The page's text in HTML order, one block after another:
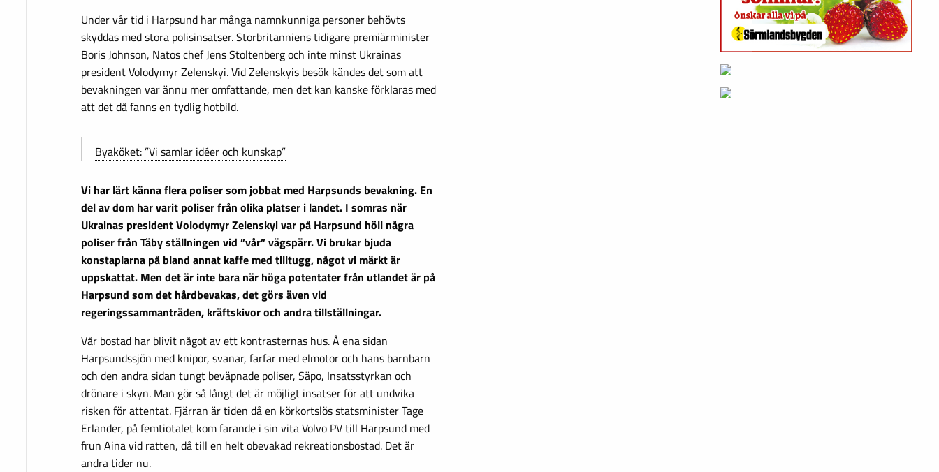
Under vår tid i Harpsund har många namnkunniga personer behövts
skyddas med stora polisinsatser. Storbritanniens tidigare premiärminister
Boris Johnson, Natos chef Jens Stoltenberg och inte minst Ukrainas
president Volodymyr Zelenskyi. Vid Zelenskyis besök kändes det som att
bevakningen var ännu mer omfattande, men det kan kanske förklaras med
att det då fanns en tydlig hotbild.
Byaköket: ”Vi samlar idéer och kunskap”
Vi har lärt känna flera poliser som jobbat med Harpsunds bevakning. En
del av dom har varit poliser från olika platser i landet. I somras när
Ukrainas president Volodymyr Zelenskyi var på Harpsund höll några
poliser från Täby ställningen vid ”vår” vägspärr. Vi brukar bjuda
konstaplarna på bland annat kaffe med tilltugg, något vi märkt är
uppskattat. Men det är inte bara när höga potentater från utlandet är på
Harpsund som det hårdbevakas, det görs även vid
regeringssammanträden, kräftskivor och andra tillställningar.
Vår bostad har blivit något av ett kontrasternas hus. Å ena sidan
Harpsundssjön med knipor, svanar, farfar med elmotor och hans barnbarn
och den andra sidan tungt beväpnade poliser, Säpo, Insatsstyrkan och
drönare i skyn. Man gör så långt det är möjligt insatser för att undvika
risken för attentat. Fjärran är tiden då en körkortslös statsminister Tage
Erlander, på femtiotalet kom farande i sin vita Volvo PV till Harpsund med
frun Aina vid ratten, då till en helt obevakad rekreationsbostad. Det är
andra tider nu.